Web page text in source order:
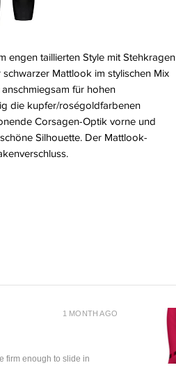
engen taillierten Style mit Stehkragen
Mattlook im stylischen Mix
für hohen
die kupfer/roségoldfarbenen
Corsagen-Optik vorne und
Silhouette. Der Mattlook-
1 MONTH AGO
firm enough to slide in